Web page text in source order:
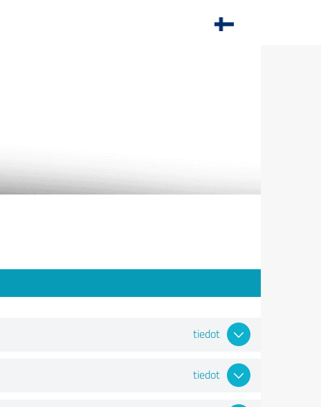
tiedot
tiedot